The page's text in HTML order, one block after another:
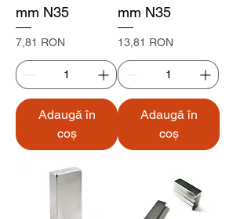
mm N35
Preț
7,81 RON
Adaugă în
coș
mm N35
Preț
13,81 RON
Adaugă în
coș